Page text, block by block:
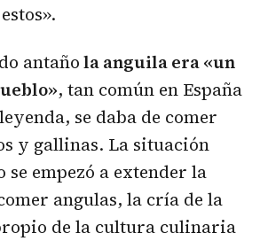
antañola anguila era «un
, tan común en España
se daba de comer
y gallinas. La situación
se empezó a extender la
angulas, la cría de la
de la cultura culinaria